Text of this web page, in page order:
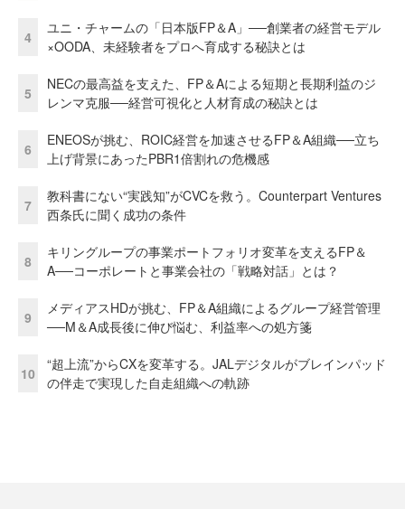
4
ユニ・チャームの「日本版FP＆A」──創業者の経営モデル
×OODA、未経験者をプロへ育成する秘訣とは
5
NECの最高益を支えた、FP＆Aによる短期と長期利益のジ
レンマ克服──経営可視化と人材育成の秘訣とは
6
ENEOSが挑む、ROIC経営を加速させるFP＆A組織──立ち
上げ背景にあったPBR1倍割れの危機感
7
教科書にない“実践知”がCVCを救う。Counterpart Ventures
西条氏に聞く成功の条件
8
キリングループの事業ポートフォリオ変革を支えるFP＆
A──コーポレートと事業会社の「戦略対話」とは？
9
メディアスHDが挑む、FP＆A組織によるグループ経営管理
──M＆A成長後に伸び悩む、利益率への処方箋
10
“超上流”からCXを変革する。JALデジタルがブレインパッド
の伴走で実現した自走組織への軌跡